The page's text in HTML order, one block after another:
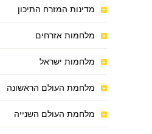
מדינות המזרח התיכון
מלחמות אזרחים
מלחמות ישראל
מלחמת העולם הראשונה
מלחמת העולם השנייה